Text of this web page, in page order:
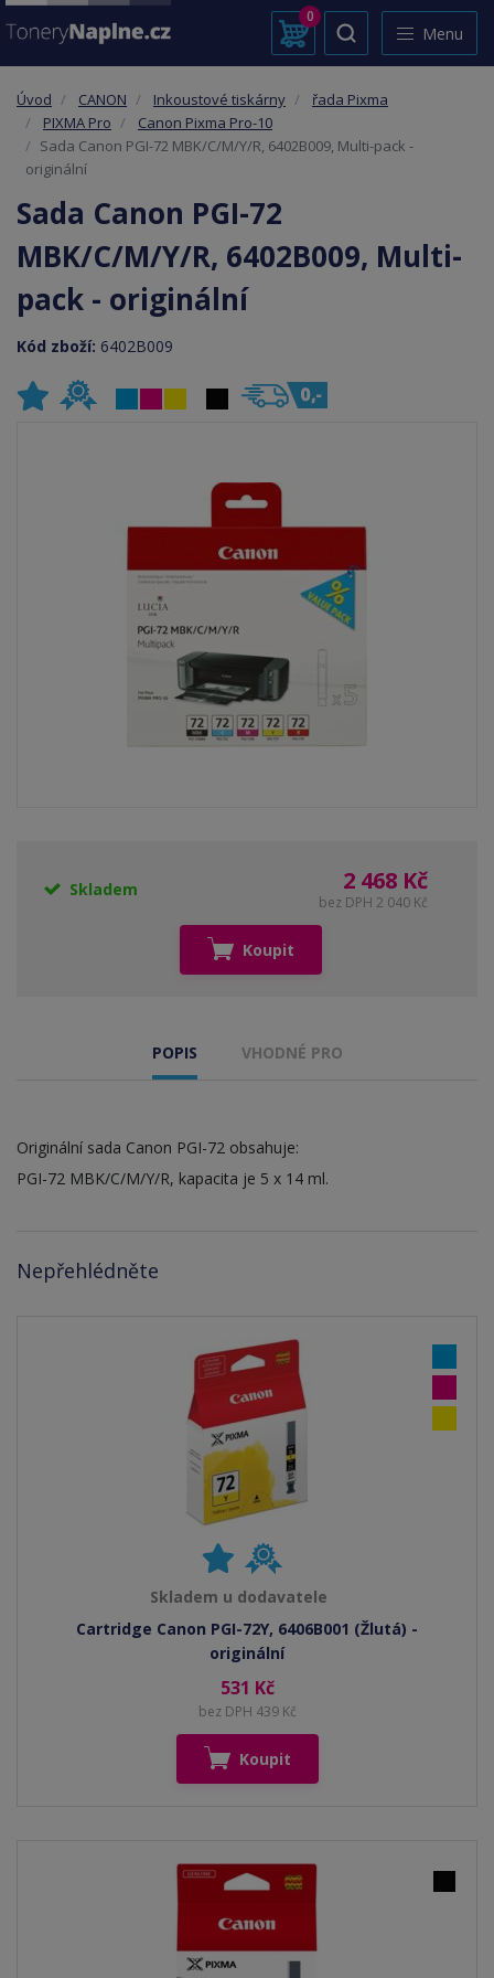
0
Menu
Úvod CANON Inkoustové tiskárny
řada Pixma
PIXMA Pro
Canon Pixma Pro-10
Sada Canon PGI-72 MBK/C/M/Y/R, 6402B009, Multi-pack -
originální
Sada Canon PGI-72
MBK/C/M/Y/R, 6402B009, Multi-
pack - originální
Kód zboží: 6402B009
Skladem 2 468 Kč
bez DPH 2 040 Kč
Koupit
POPIS VHODNÉ PRO
Originální sada Canon PGI-72 obsahuje:
PGI-72 MBK/C/M/Y/R, kapacita je 5 x 14 ml.
Nepřehlédněte
Skladem u dodavatele
Cartridge Canon PGI-72Y, 6406B001 (Žlutá) -
originální
531 Kč
bez DPH 439 Kč
Koupit